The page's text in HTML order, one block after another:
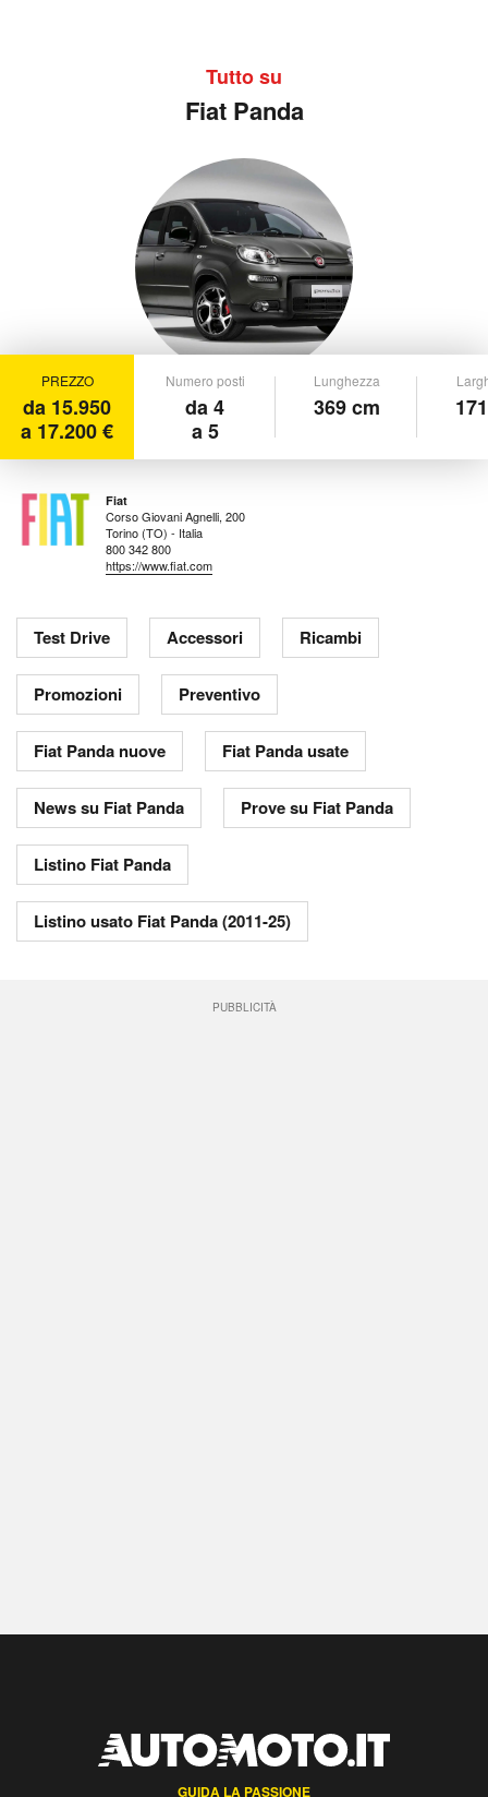
Tutto su
Fiat Panda
PREZZO
da 15.950
a 17.200 €
Numero posti
da 4
a 5
Lunghezza
369 cm
Fiat
Corso Giovani Agnelli, 200
Torino (TO) - Italia
800 342 800
https://www.fiat.com
Test Drive Accessori Ricambi
Promozioni Preventivo
Fiat Panda nuove Fiat Panda usate
News su Fiat Panda Prove su Fiat Panda
Listino Fiat Panda
Listino usato Fiat Panda (2011-25)
PUBBLICITÀ
GUIDA LA PASSIONE